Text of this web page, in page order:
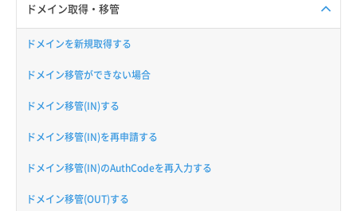
ドメイン取得・移管
ドメインを新規取得する
ドメイン移管ができない場合
ドメイン移管(IN)する
ドメイン移管(IN)を再申請する
ドメイン移管(IN)のAuthCodeを再入力する
ドメイン移管(OUT)する